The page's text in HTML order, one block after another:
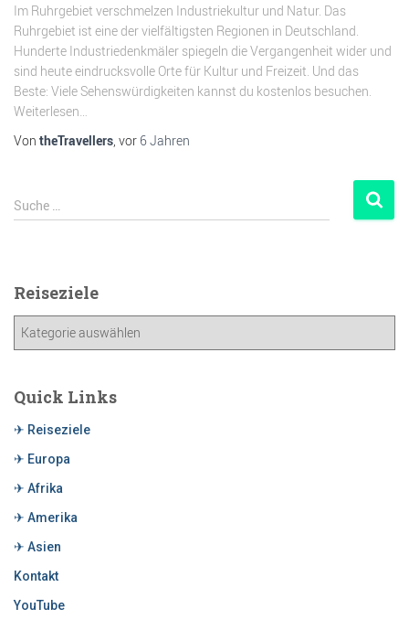
Im Ruhrgebiet verschmelzen Industriekultur und Natur. Das
Ruhrgebiet ist eine der vielfältigsten Regionen in Deutschland.
Hunderte Industriedenkmäler spiegeln die Vergangenheit wider und
sind heute eindrucksvolle Orte für Kultur und Freizeit. Und das
Beste: Viele Sehenswürdigkeiten kannst du kostenlos besuchen.
Weiterlesen…
Von theTravellers , vor 6 Jahren
Suche …
Reiseziele
Quick Links
✈ Reiseziele
✈ Europa
✈ Afrika
✈ Amerika
✈ Asien
Kontakt
YouTube